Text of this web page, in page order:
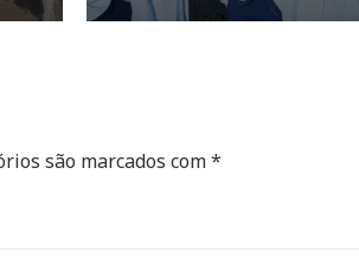
são marcados com*